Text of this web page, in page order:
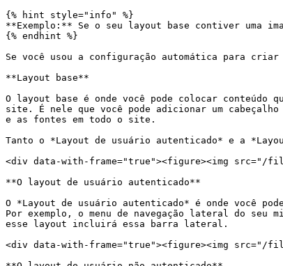
{% hint style="info" %}
**Exemplo:** Se o seu layout base contiver uma
{% endhint %}
Se você usou a configuração automática para
**Layout base**
O layout base é onde você pode colocar conteúdo
site. É nele que você pode adicionar um
e as fontes em todo o site.
Tanto o *Layout de usuário autenticado* e a
<div data-with-frame="true"><figure><img src="/
**O layout de usuário autenticado**
O *Layout de usuário autenticado* é onde você
Por exemplo, o menu de navegação lateral do seu
esse layout incluirá essa barra lateral.
<div data-with-frame="true"><figure><img src="/